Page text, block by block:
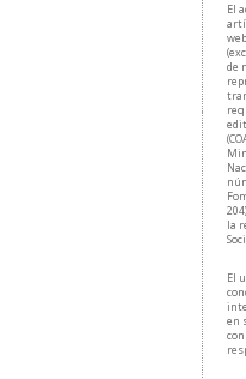
El
de
la
El
en